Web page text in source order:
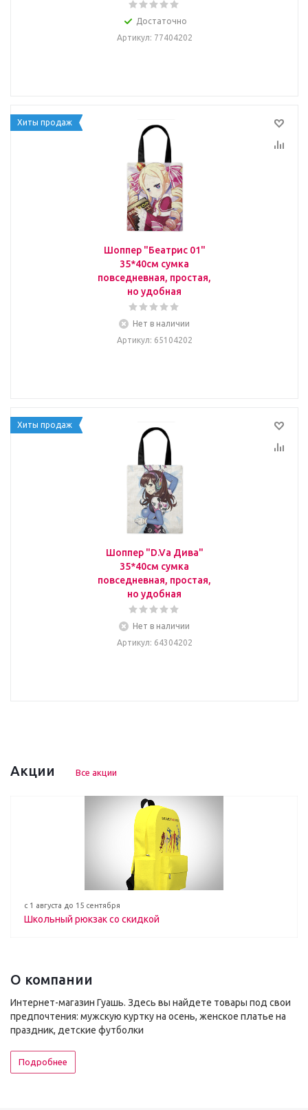
Достаточно
Артикул: 77404202
Хиты продаж
Шоппер "Беатрис 01"
35*40см сумка
повседневная, простая,
но удобная
Нет в наличии
Артикул: 65104202
Хиты продаж
Шоппер "D.Va Дива"
35*40см сумка
повседневная, простая,
но удобная
Нет в наличии
Артикул: 64304202
Акции Все акции
с 1 августа до 15 сентября
Школьный рюкзак со скидкой
О компании
Интернет-магазин Гуашь. Здесь вы найдете товары под свои
предпочтения: мужскую куртку на осень, женское платье на
праздник, детские футболки
Подробнее